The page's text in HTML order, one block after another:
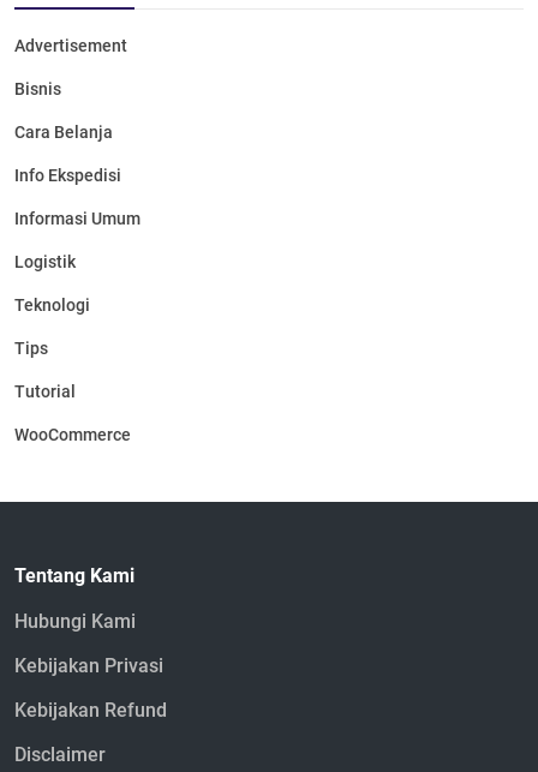
Advertisement
Bisnis
Cara Belanja
Info Ekspedisi
Informasi Umum
Logistik
Teknologi
Tips
Tutorial
WooCommerce
Tentang Kami
Hubungi Kami
Kebijakan Privasi
Kebijakan Refund
Disclaimer